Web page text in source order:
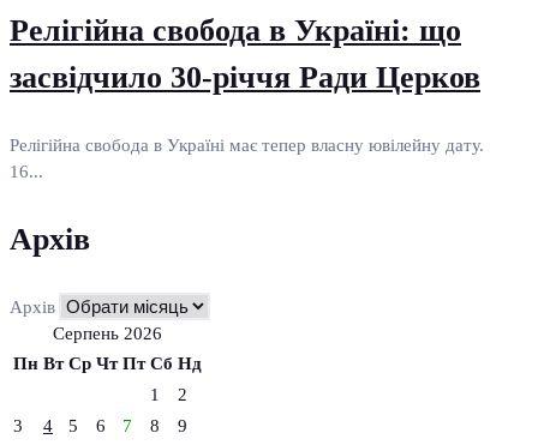
Релігійна свобода в Україні: що
засвідчило 30-річчя Ради Церков
Релігійна свобода в Україні має тепер власну ювілейну дату.
16...
Архів
Архів
Серпень 2026
Пн Вт Ср Чт Пт Сб Нд
1
2
3
4 5 6 7 8
9